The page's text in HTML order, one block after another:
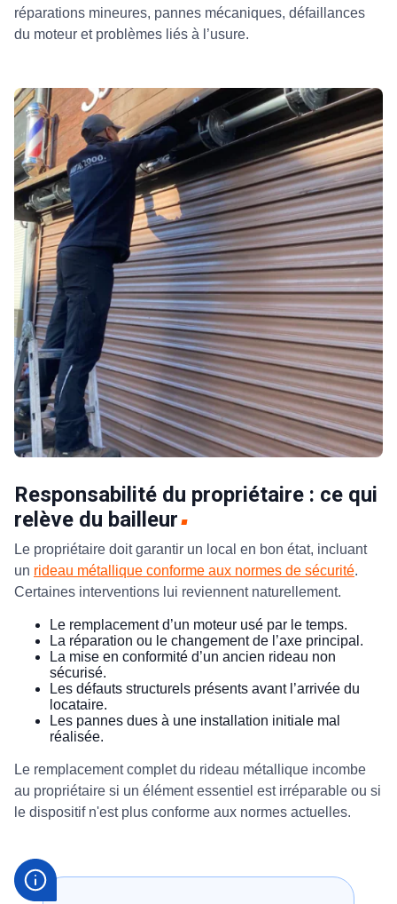
réparations mineures, pannes mécaniques, défaillances
du moteur et problèmes liés à l’usure.
Responsabilité du propriétaire : ce qui
relève du bailleur
Le propriétaire doit garantir un local en bon état, incluant
un rideau métallique conforme aux normes de sécurité.
Certaines interventions lui reviennent naturellement.
Le remplacement d’un moteur usé par le temps.
La réparation ou le changement de l’axe principal.
La mise en conformité d’un ancien rideau non
sécurisé.
Les défauts structurels présents avant l’arrivée du
locataire.
Les pannes dues à une installation initiale mal
réalisée.
Le remplacement complet du rideau métallique incombe
au propriétaire si un élément essentiel est irréparable ou si
le dispositif n'est plus conforme aux normes actuelles.